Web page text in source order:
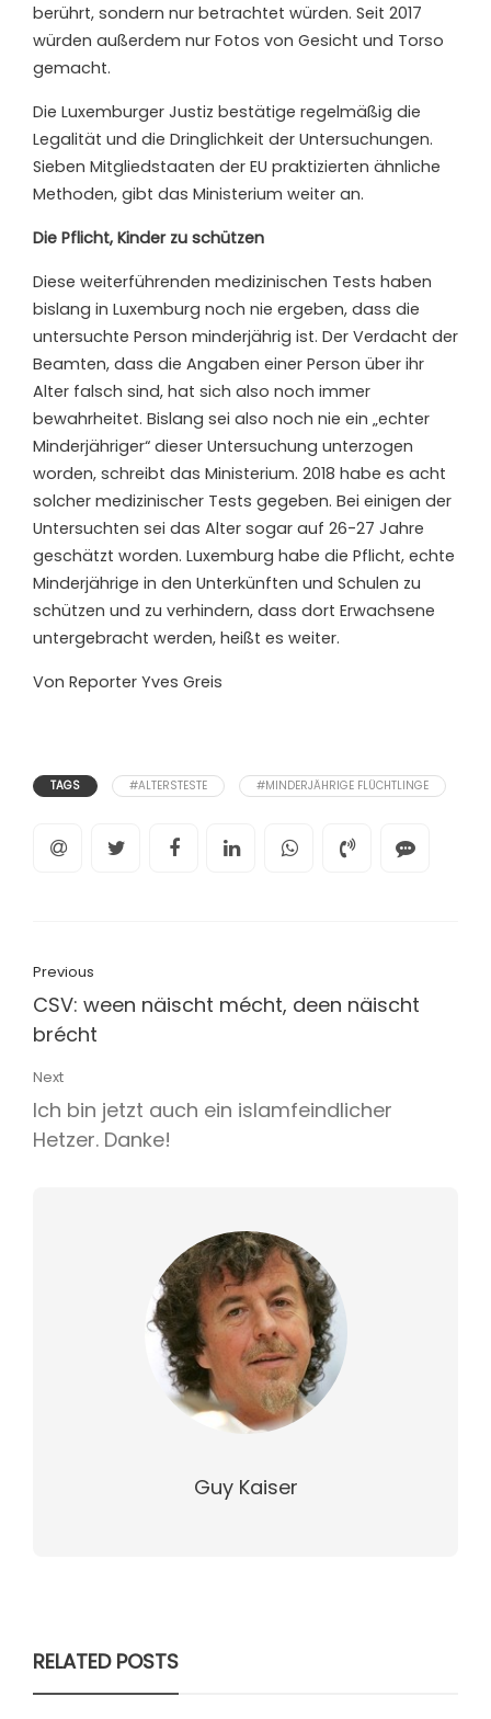
berührt, sondern nur betrachtet würden. Seit 2017
würden außerdem nur Fotos von Gesicht und Torso
gemacht.
Die Luxemburger Justiz bestätige regelmäßig die
Legalität und die Dringlichkeit der Untersuchungen.
Sieben Mitgliedstaaten der EU praktizierten ähnliche
Methoden, gibt das Ministerium weiter an.
Die Pflicht, Kinder zu schützen
Diese weiterführenden medizinischen Tests haben
bislang in Luxemburg noch nie ergeben, dass die
untersuchte Person minderjährig ist. Der Verdacht der
Beamten, dass die Angaben einer Person über ihr
Alter falsch sind, hat sich also noch immer
bewahrheitet. Bislang sei also noch nie ein „echter
Minderjähriger“ dieser Untersuchung unterzogen
worden, schreibt das Ministerium. 2018 habe es acht
solcher medizinischer Tests gegeben. Bei einigen der
Untersuchten sei das Alter sogar auf 26-27 Jahre
geschätzt worden. Luxemburg habe die Pflicht, echte
Minderjährige in den Unterkünften und Schulen zu
schützen und zu verhindern, dass dort Erwachsene
untergebracht werden, heißt es weiter.
Von Reporter Yves Greis
TAGS #ALTERSTESTE #MINDERJÄHRIGE FLÜCHTLINGE
Previous
CSV: ween näischt mécht, deen näischt
brécht
Next
Ich bin jetzt auch ein islamfeindlicher
Hetzer. Danke!
Guy Kaiser
RELATED POSTS